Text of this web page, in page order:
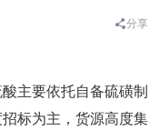
分享
主要依托自备硫磺制
标为主，货源高度集